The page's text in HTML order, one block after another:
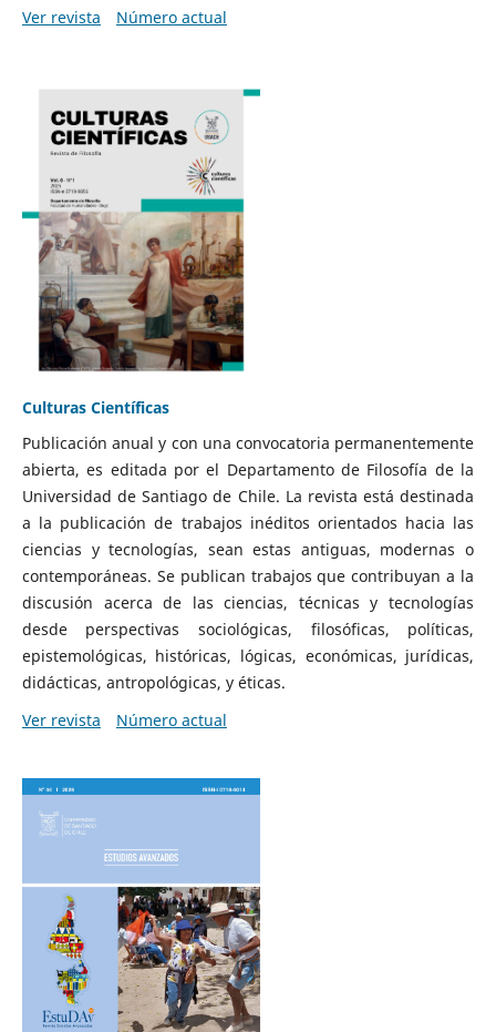
Ver revista
Número actual
Culturas Científicas
Publicación anual y con una convocatoria permanentemente
abierta, es editada por el Departamento de Filosofía de la
Universidad de Santiago de Chile. La revista está destinada
a la publicación de trabajos inéditos orientados hacia las
ciencias y tecnologías, sean estas antiguas, modernas o
contemporáneas. Se publican trabajos que contribuyan a la
discusión acerca de las ciencias, técnicas y tecnologías
desde perspectivas sociológicas, filosóficas, políticas,
epistemológicas, históricas, lógicas, económicas, jurídicas,
didácticas, antropológicas, y éticas.
Ver revista
Número actual